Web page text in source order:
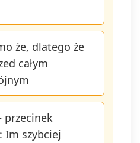
że, dlatego że
całym
Im szybciej